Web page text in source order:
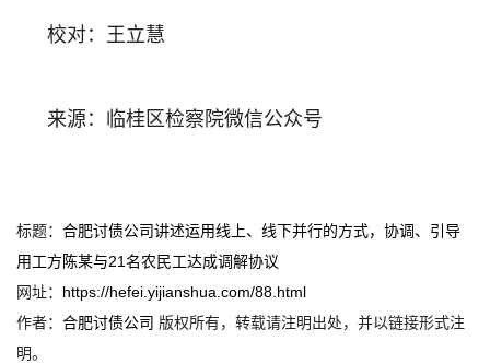
校对：王立慧
来源：临桂区检察院微信公众号
标题： 合肥讨债公司讲述运用线上、线下并行的方式，协调、引导
用工方陈某与21名农民工达成调解协议
网址： https://hefei.yijianshua.com/88.html
作者： 合肥讨债公司 版权所有，转载请注明出处，并以链接形式注
明。